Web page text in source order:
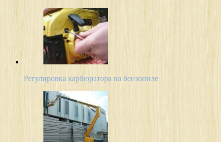
Регулировка карбюратора на бензопиле